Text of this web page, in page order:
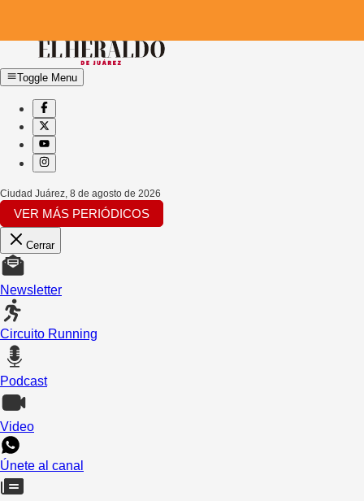
Toggle Menu
Ciudad Juárez 8 de agosto de 2026
VER MÁS PERIÓDICOS
Cerrar
Newsletter
Circuito Running
Podcast
Video
Únete al canal